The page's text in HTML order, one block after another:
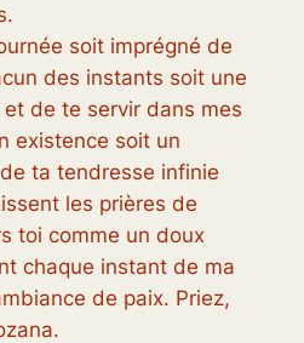
soit imprégné de
des instants soit une
de te servir dans mes
existence soit un
ta tendresse infinie
les prières de
toi comme un doux
chaque instant de ma
de paix. Priez,